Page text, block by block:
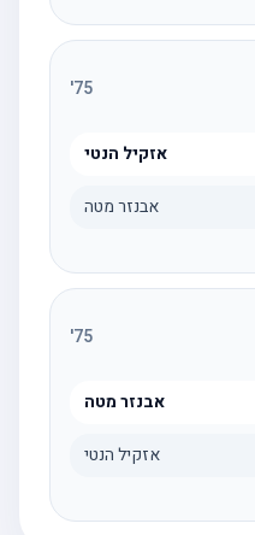
75
'
אזקיל הנטי
אבנזר מטה
75
'
אבנזר מטה
אזקיל הנטי